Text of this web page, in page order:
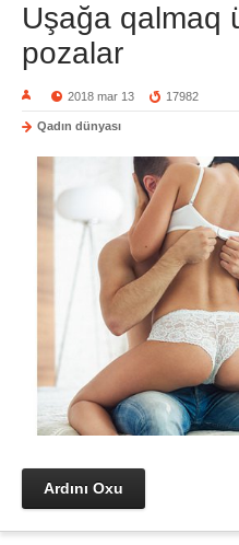
Uşağa qalmaq
pozalar
2018 mar 13 17982
Qadın dünyası
Ardını Oxu